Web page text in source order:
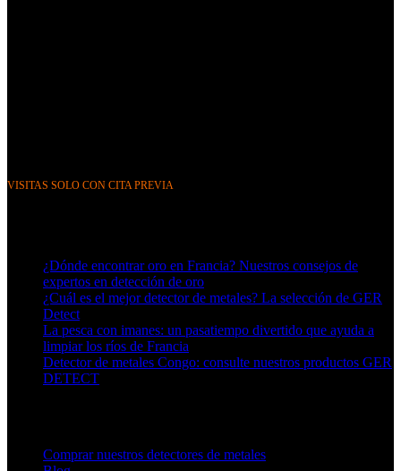
VISITAS SOLO CON CITA PREVIA
¿Dónde encontrar oro en Francia? Nuestros consejos de
expertos en detección de oro
¿Cuál es el mejor detector de metales? La selección de GER
Detect
La pesca con imanes: un pasatiempo divertido que ayuda a
limpiar los ríos de Francia
Detector de metales Congo: consulte nuestros productos GER
DETECT
Comprar nuestros detectores de metales